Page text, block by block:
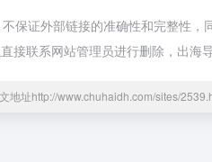
保证外部链接的准确性和完整性
联系网站管理员进行删除，出海
地址http://www.chuhaidh.com/sites/